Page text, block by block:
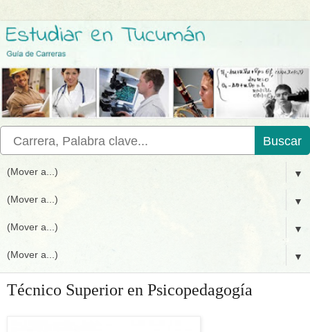
Buscar
▼
▼
▼
▼
Técnico Superior en Psicopedagogía